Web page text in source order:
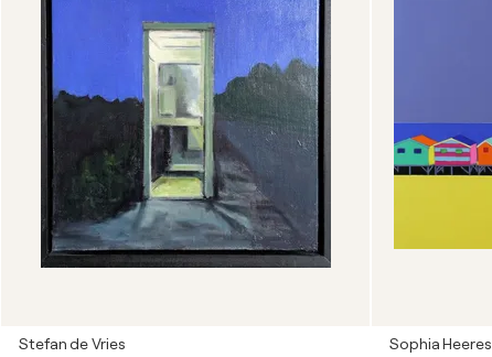
Stefan de Vries Sophia Heeres